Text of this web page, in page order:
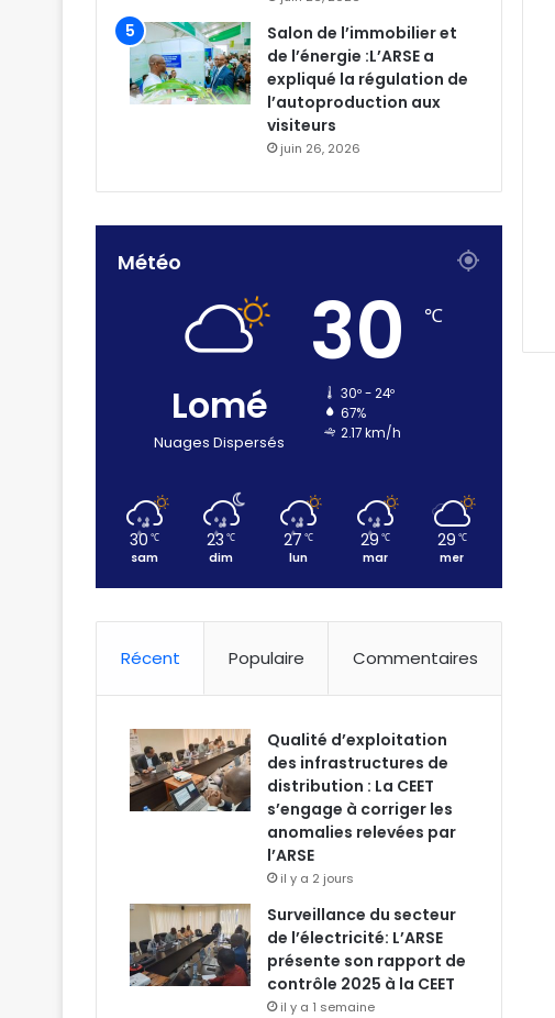
Salon de l’immobilier et
de l’énergie :L’ARSE a
expliqué la régulation de
l’autoproduction aux
visiteurs
juin 26, 2026
Météo
Lomé
Nuages Dispersés
30 ℃
30º - 24º
67%
2.17 km/h
30 ℃
sam
23 ℃
dim
27 ℃
lun
29 ℃
mar
29 ℃
mer
Récent Populaire Commentaires
Qualité d’exploitation
des infrastructures de
distribution : La CEET
s’engage à corriger les
anomalies relevées par
l’ARSE
il y a 2 jours
Surveillance du secteur
de l’électricité: L’ARSE
présente son rapport de
contrôle 2025 à la CEET
il y a 1 semaine